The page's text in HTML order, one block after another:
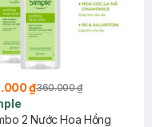
₫360.000 ₫
2 Nước Hoa Hồng